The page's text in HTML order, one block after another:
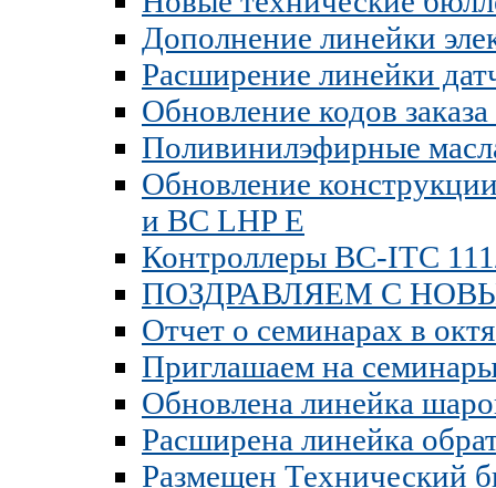
Дополнение линейки
Расширение линейки
Обновление кодов
Поливинилэфирные
Обновление
и BC LHP E
Контроллеры BC-ITC
ПОЗДРАВЛЯЕМ С
Отчет о семинарах в
Приглашаем на
Обновлена линейка
Расширена линейка
Размещен Технический